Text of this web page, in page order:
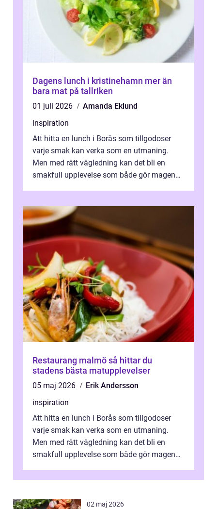
Dagens lunch i kristinehamn mer än
bara mat på tallriken
01 juli 2026
Amanda Eklund
inspiration
Att hitta en lunch i Borås som tillgodoser
varje smak kan verka som en utmaning.
Men med rätt vägledning kan det bli en
smakfull upplevelse som både gör magen
Restaurang malmö så hittar du
stadens bästa matupplevelser
05 maj 2026
Erik Andersson
inspiration
Att hitta en lunch i Borås som tillgodoser
varje smak kan verka som en utmaning.
Men med rätt vägledning kan det bli en
smakfull upplevelse som både gör magen
02 maj 2026